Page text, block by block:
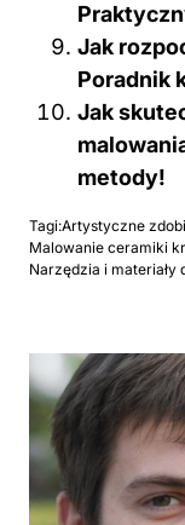
Jak
Poradnik
Jak
metody!
Tagi:Artystyczne
Malowanie ceramiki
Narzędzia i materiały